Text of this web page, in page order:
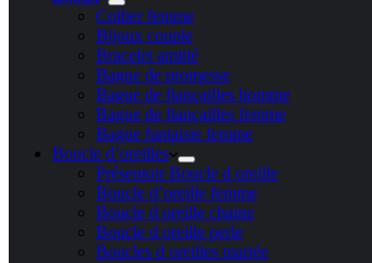
Collier femme
Bijoux couple
Bracelet amitié
Bague de promesse
Bague de fiançailles homme
Bague de fiançailles femme
Bague fantaisie femme
Boucle d’oreilles
Présentoir Boucle d oreille
Boucle d’oreille femme
Boucle d oreille chaine
Boucle d oreille perle
Boucles d oreilles mariée